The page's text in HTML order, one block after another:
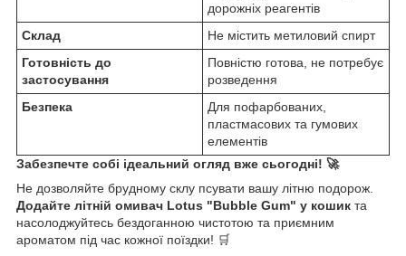
дорожніх реагентів
Склад
Не містить метиловий спирт
Готовність до
застосування
Повністю готова, не потребує
розведення
Безпека
Для пофарбованих,
пластмасових та гумових
елементів
Забезпечте собі ідеальний огляд вже сьогодні! 🚀
Не дозволяйте брудному склу псувати вашу літню подорож.
Додайте літній омивач Lotus "Bubble Gum" у кошик та
насолоджуйтесь бездоганною чистотою та приємним
ароматом під час кожної поїздки! 🛒